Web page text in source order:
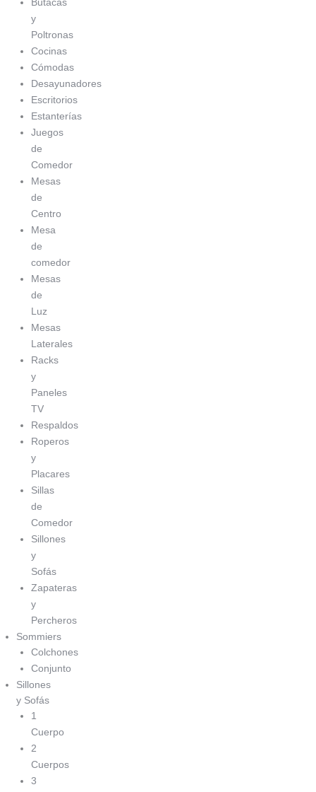
Butacas
y
Poltronas
Cocinas
Cómodas
Desayunadores
Escritorios
Estanterías
Juegos
de
Comedor
Mesas
de
Centro
Mesa
de
comedor
Mesas
de
Luz
Mesas
Laterales
Racks
y
Paneles
TV
Respaldos
Roperos
y
Placares
Sillas
de
Comedor
Sillones
y
Sofás
Zapateras
y
Percheros
Sommiers
Colchones
Conjunto
Sillones
y Sofás
1
Cuerpo
2
Cuerpos
3